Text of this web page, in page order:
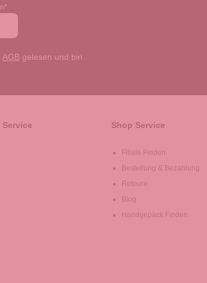
AGB gelesen und bin
Shop Service
Filiale Finden
Bestellung & Bezahlung
Retoure
Blog
Handgepäck Finden